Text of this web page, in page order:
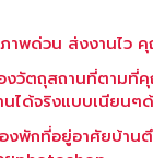
าพด่วน ส่งงานไว
วัตถุสถานที่ตามที่คุ
นได้จริงแบบเนียน
งพักที่อยู่อาศัยบ้าน